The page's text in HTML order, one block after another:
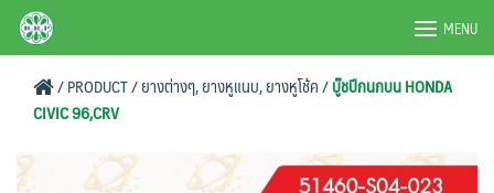
SkipBRPAUTO.COM MENU
/PRODUCT/ยางต่างๆ, ยางหูแนบ, ยางหูโช้ค/บู๊ชปีกนกบน HONDA
CIVIC 96,CRV